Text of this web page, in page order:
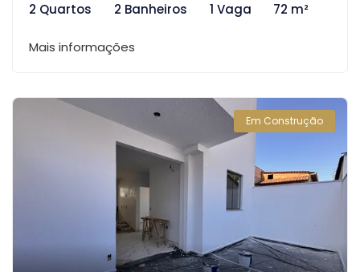
2 Quartos
2 Banheiros 1 Vaga 72 m²
Mais informações
Em Construção